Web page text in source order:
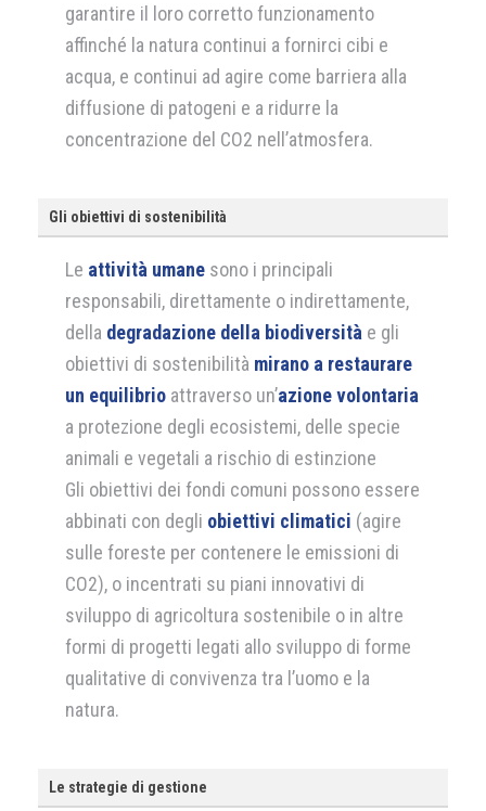
garantire il loro corretto funzionamento
affinché la natura continui a fornirci cibi e
acqua, e continui ad agire come barriera alla
diffusione di patogeni e a ridurre la
concentrazione del CO2 nell’atmosfera.
Gli obiettivi di sostenibilità
Le attività umane sono i principali
responsabili, direttamente o indirettamente,
della degradazione della biodiversità e gli
obiettivi di sostenibilità mirano a restaurare
un equilibrio attraverso un’azione volontaria
a protezione degli ecosistemi, delle specie
animali e vegetali a rischio di estinzione
Gli obiettivi dei fondi comuni possono essere
abbinati con degli obiettivi climatici (agire
sulle foreste per contenere le emissioni di
CO2), o incentrati su piani innovativi di
sviluppo di agricoltura sostenibile o in altre
formi di progetti legati allo sviluppo di forme
qualitative di convivenza tra l’uomo e la
natura.
Le strategie di gestione